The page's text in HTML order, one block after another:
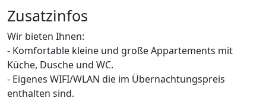
Zusatzinfos
Wir bieten Ihnen:
- Komfortable kleine und große Appartements mit
Küche, Dusche und WC.
- Eigenes WIFI/WLAN die im Übernachtungspreis
enthalten sind.